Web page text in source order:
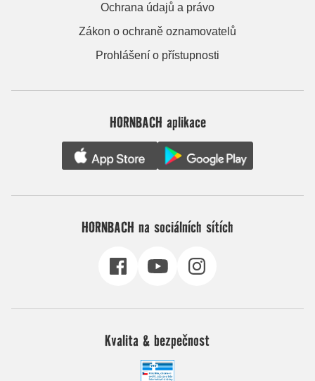
Ochrana údajů a právo
Zákon o ochraně oznamovatelů
Prohlášení o přístupnosti
HORNBACH aplikace
HORNBACH na sociálních sítích
Kvalita & bezpečnost